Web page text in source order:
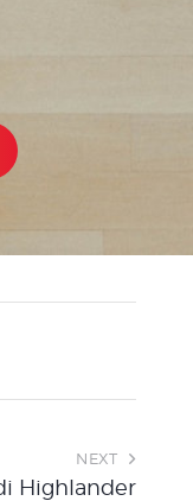
NEXT
Highlander